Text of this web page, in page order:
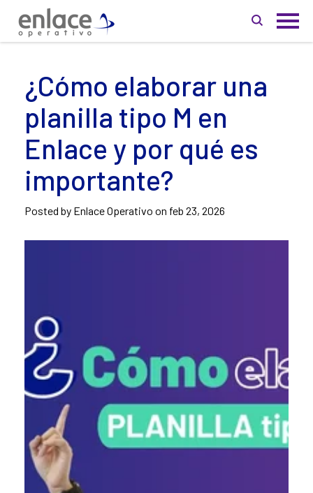
¿Cómo elaborar una
planilla tipo M en
Enlace y por qué es
importante?
Posted by Enlace Operativo on feb 23, 2026